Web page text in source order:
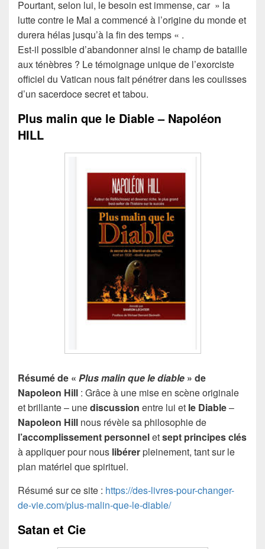
Pourtant, selon lui, le besoin est immense, car » la
lutte contre le Mal a commencé à l’origine du monde et
durera hélas jusqu’à la fin des temps « .
Est-il possible d’abandonner ainsi le champ de bataille
aux ténèbres ? Le témoignage unique de l’exorciste
officiel du Vatican nous fait pénétrer dans les coulisses
d’un sacerdoce secret et tabou.
Plus malin que le Diable – Napoléon
HILL
Résumé de « Plus malin que le diable » de
Napoleon Hill : Grâce à une mise en scène originale
et brillante – unediscussion entre lui et le Diable–
Napoleon Hill nous révèle sa philosophie de
l’accomplissement personneletsept principesclés
à appliquer pour nous libérerpleinement, tant sur le
plan matériel que spirituel.
Résumé sur ce site : https://des-livres-pour-changer-
de-vie.com/plus-malin-que-le-diable/
Satan et Cie